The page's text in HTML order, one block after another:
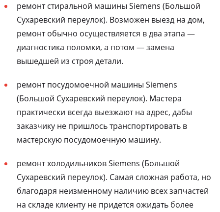
ремонт стиральной машины Siemens (Большой
Сухаревский переулок). Возможен выезд на дом,
ремонт обычно осуществляется в два этапа —
диагностика поломки, а потом — замена
вышедшей из строя детали.
ремонт посудомоечной машины Siemens
(Большой Сухаревский переулок). Мастера
практически всегда выезжают на адрес, дабы
заказчику не пришлось транспортировать в
мастерскую посудомоечную машину.
ремонт холодильников Siemens (Большой
Сухаревский переулок). Самая сложная работа, но
благодаря неизменному наличию всех запчастей
на складе клиенту не придется ожидать более